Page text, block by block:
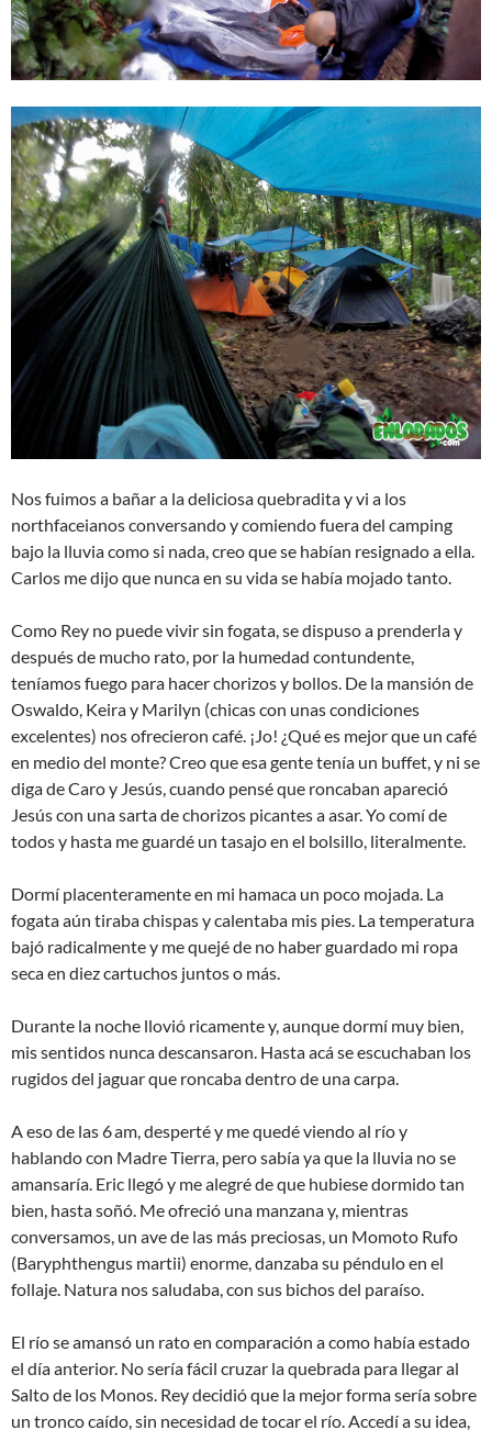
Nos fuimos a bañar a la deliciosa quebradita y vi a los
northfaceianos conversando y comiendo fuera del camping
bajo la lluvia como si nada, creo que se habían resignado a ella.
Carlos me dijo que nunca en su vida se había mojado tanto.
Como Rey no puede vivir sin fogata, se dispuso a prenderla y
después de mucho rato, por la humedad contundente,
teníamos fuego para hacer chorizos y bollos. De la mansión de
Oswaldo, Keira y Marilyn (chicas con unas condiciones
excelentes) nos ofrecieron café. ¡Jo! ¿Qué es mejor que un café
en medio del monte? Creo que esa gente tenía un buffet, y ni se
diga de Caro y Jesús, cuando pensé que roncaban apareció
Jesús con una sarta de chorizos picantes a asar. Yo comí de
todos y hasta me guardé un tasajo en el bolsillo, literalmente.
Dormí placenteramente en mi hamaca un poco mojada. La
fogata aún tiraba chispas y calentaba mis pies. La temperatura
bajó radicalmente y me quejé de no haber guardado mi ropa
seca en diez cartuchos juntos o más.
Durante la noche llovió ricamente y, aunque dormí muy bien,
mis sentidos nunca descansaron. Hasta acá se escuchaban los
rugidos del jaguar que roncaba dentro de una carpa.
A eso de las 6 am, desperté y me quedé viendo al río y
hablando con Madre Tierra, pero sabía ya que la lluvia no se
amansaría. Eric llegó y me alegré de que hubiese dormido tan
bien, hasta soñó. Me ofreció una manzana y, mientras
conversamos, un ave de las más preciosas, un Momoto Rufo
(Baryphthengus martii) enorme, danzaba su péndulo en el
follaje. Natura nos saludaba, con sus bichos del paraíso.
El río se amansó un rato en comparación a como había estado
el día anterior. No sería fácil cruzar la quebrada para llegar al
Salto de los Monos. Rey decidió que la mejor forma sería sobre
un tronco caído, sin necesidad de tocar el río. Accedí a su idea,